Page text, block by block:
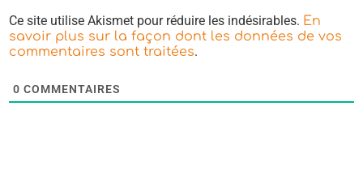
Ce site utilise Akismet pour réduire les indésirables. En
savoir plus sur la façon dont les données de vos
commentaires sont traitées.
0 COMMENTAIRES